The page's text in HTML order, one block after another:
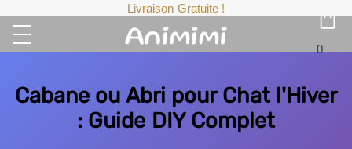
Livraison Gratuite !
0
Cabane ou Abri pour Chat l'Hiver
: Guide DIY Complet